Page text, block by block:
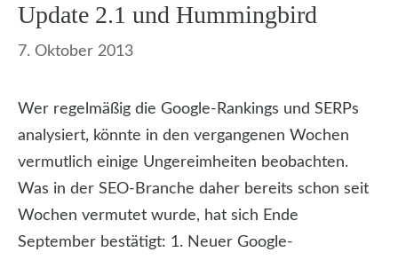
Update 2.1 und Hummingbird
7. Oktober 2013
Wer regelmäßig die Google-Rankings und SERPs
analysiert, könnte in den vergangenen Wochen
vermutlich einige Ungereimheiten beobachten.
Was in der SEO-Branche daher bereits schon seit
Wochen vermutet wurde, hat sich Ende
September bestätigt: 1. Neuer Google-